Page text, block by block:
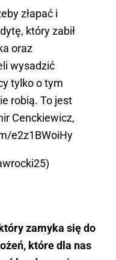
złapać i
który zabił
oraz
wysadzić
tylko o tym
robią. To jest
Cenckiewicz,
e2z1BWoiHy
zamyka się do
które dla nas